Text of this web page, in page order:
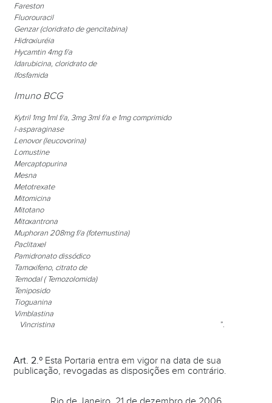
Fareston
Fluorouracil
Genzar(cloridrato de gencitabina)
Hidroxiuréia
Hycamtin 4mg f/a
Idarubicina, cloridrato de
Ifosfamida
Imuno BCG
Kytril1mg 1ml f/a, 3mg 3ml f/a e 1mg comprimido
l-asparaginase
Lenovor(leucovorina)
Lomustine
Mercaptopurina
Mesna
Metotrexate
Mitomicina
Mitotano
Mitoxantrona
Muphoran208mg f/a (fotemustina)
Paclitaxel
Pamidronatodissódico
Tamoxifeno, citrato de
Temodal( Temozolomida)
Teniposido
Tioguanina
Vimblastina
Vincristina
”.
Art. 2.º Esta Portaria entra em vigor na data de sua
publicação, revogadas as disposições em contrário.